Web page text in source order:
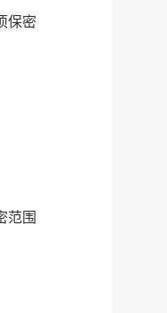
保密
范围